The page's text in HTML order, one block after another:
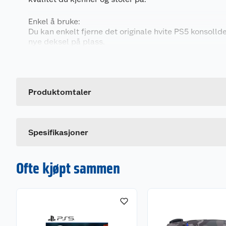
Enkel å bruke:
Du kan enkelt fjerne det originale hvite PS5
nye deksel på plass.
Produktomtaler
Spesifikasjoner
Leverandørens artikkelnummer
Ofte kjøpt sammen